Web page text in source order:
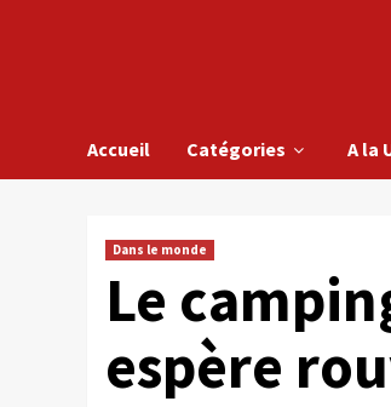
Accueil Catégories A la
Dans le monde
Le
espère